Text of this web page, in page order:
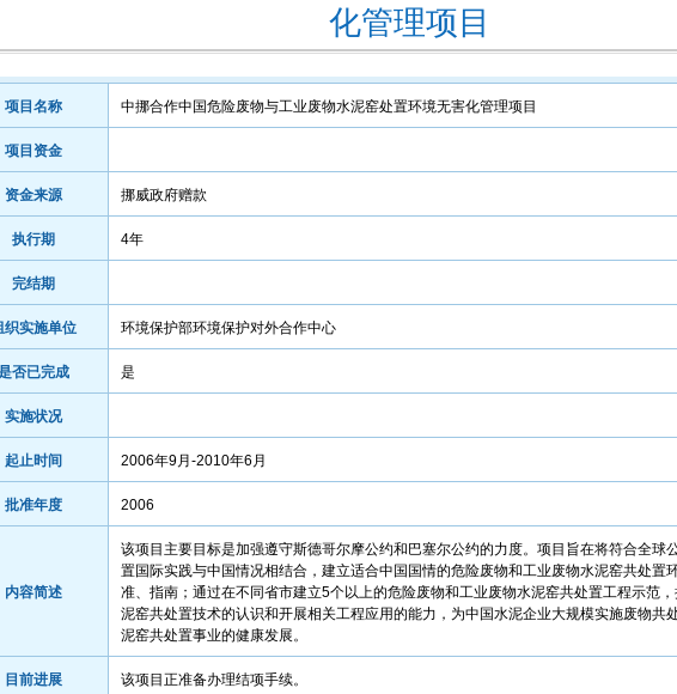
化管理项目
项目名称 中挪合作中国危险废物与工业废物水泥窑处置环境无害化管理项目
项目资金
资金来源 挪威政府赠款
执行期 4年
完结期
织实施单位 环境保护部环境保护对外合作中心
否已完成 是
实施状况
起止时间 2006年9月-2010年6月
批准年度 2006
内容简述
该项目主要目标是加强遵守斯德哥尔摩公约和巴塞尔公约的力度。项目旨在将符合全球
置国际实践与中国情况相结合，建立适合中国国情的危险废物和工业废物水泥窑共处置
准、指南；通过在不同省市建立5个以上的危险废物和工业废物水泥窑共处置工程示范
泥窑共处置技术的认识和开展相关工程应用的能力，为中国水泥企业大规模实施废物共
泥窑共处置事业的健康发展。
目前进展 该项目正准备办理结项手续。